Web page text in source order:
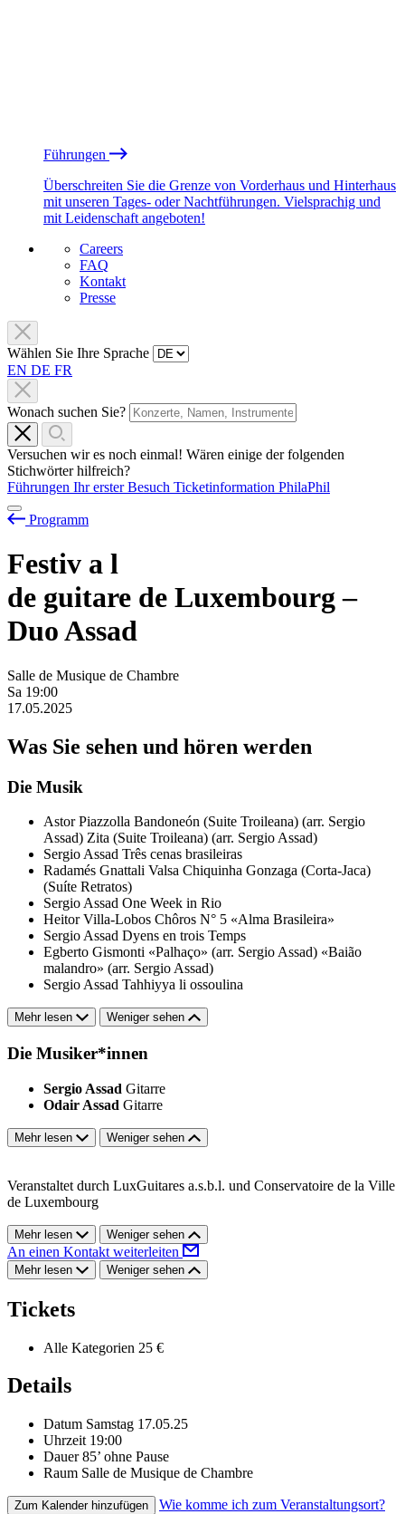
Führungen
Überschreiten Sie die Grenze von Vorderhaus und Hinterhaus
mit unseren Tages- oder Nachtführungen. Vielsprachig und
mit Leidenschaft angeboten!
Careers
FAQ
Kontakt
Presse
Wählen Sie Ihre Sprache
EN DE FR
Wonach suchen Sie?
Versuchen wir es noch einmal! Wären einige der folgenden
Stichwörter hilfreich?
Führungen Ihr erster Besuch Ticketinformation PhilaPhil
Programm
Festiv a l
de guitare de Luxembourg –
Duo Assad
Salle de Musique de Chambre
Sa 19:00
17.05.2025
Was Sie sehen und hören werden
Die Musik
Astor Piazzolla Bandoneón (Suite Troileana) (arr. Sergio
Assad) Zita (Suite Troileana) (arr. Sergio Assad)
Sergio Assad Três cenas brasileiras
Radamés Gnattali Valsa Chiquinha Gonzaga (Corta-Jaca)
(Suíte Retratos)
Sergio Assad One Week in Rio
Heitor Villa-Lobos Chôros N° 5 «Alma Brasileira»
Sergio Assad Dyens en trois Temps
Egberto Gismonti «Palhaço» (arr. Sergio Assad) «Baião
malandro» (arr. Sergio Assad)
Sergio Assad Tahhiyya li ossoulina
Mehr lesen Weniger sehen
Die Musiker*innen
Sergio Assad Gitarre
Odair Assad Gitarre
Mehr lesen Weniger sehen
Veranstaltet durch LuxGuitares a.s.b.l. und Conservatoire de la Ville
de Luxembourg
Mehr lesen Weniger sehen
An einen Kontakt weiterleiten
Mehr lesen Weniger sehen
Tickets
Alle Kategorien 25 €
Details
Datum Samstag 17.05.25
Uhrzeit 19:00
Dauer 85’ ohne Pause
Raum Salle de Musique de Chambre
Zum Kalender hinzufügen Wie komme ich zum Veranstaltungsort?